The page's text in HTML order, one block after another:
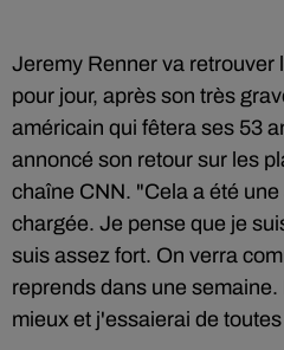
Jeremy Renner va retrouver
pour jour, après son très
américain qui fêtera ses 53
annoncé son retour sur les
chaîne CNN. "Cela a été
chargée. Je pense que je
suis assez fort. On verra
reprends dans une
mieux et j'essaierai de